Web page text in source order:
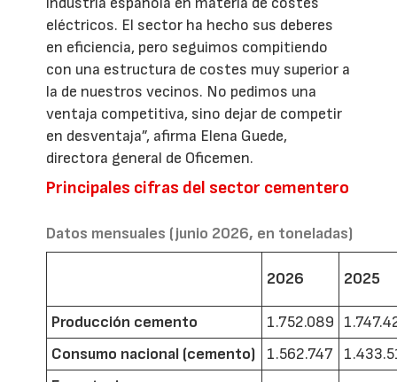
eléctricos. El sector ha hecho sus deberes
en eficiencia, pero seguimos compitiendo
con una estructura de costes muy superior a
la de nuestros vecinos. No pedimos una
ventaja competitiva, sino dejar de competir
en desventaja”, afirma Elena Guede,
directora general de Oficemen.
Principales cifras del sector cementero
Datos mensuales (junio 2026, en toneladas)
2026 2025
Producción cemento 1.752.089
Consumo nacional (cemento)
1.562.747